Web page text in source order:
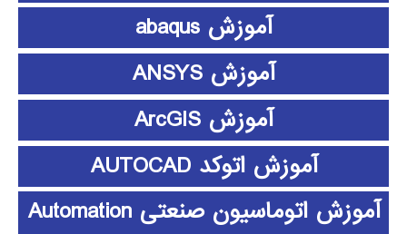
آموزش abaqus
آموزش ANSYS
آموزش ArcGIS
آموزش اتوکد AUTOCAD
آموزش اتوماسیون صنعتی Automation